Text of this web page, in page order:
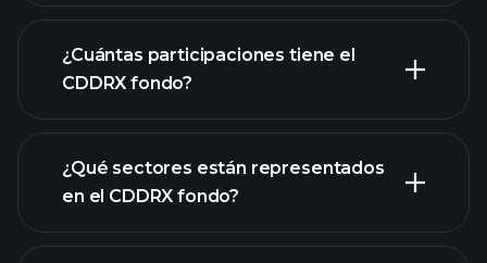
participaciones
participaciones
¿Cuántas participaciones tiene el
CDDRX fondo?
¿Qué sectores están representados
en el CDDRX fondo?